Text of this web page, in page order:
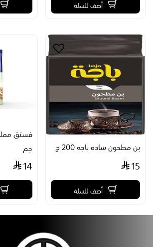
أضف للسلة
بن مطحون ساده باجه 200 ج
15
أضف للسلة
جم
14